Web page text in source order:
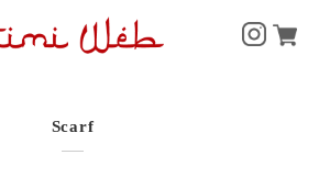
Scarf